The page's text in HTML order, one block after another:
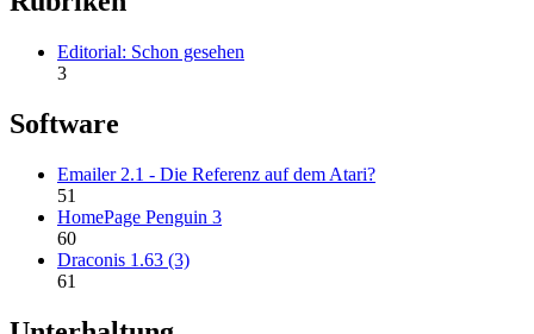
Editorial: Schon gesehen
3
Software
Emailer 2.1 - Die Referenz auf dem Atari?
51
HomePage Penguin 3
60
Draconis 1.63 (3)
61